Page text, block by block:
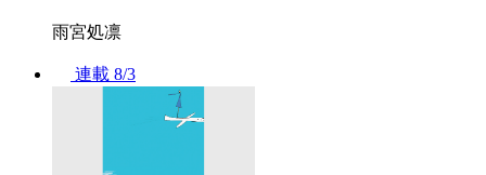
雨宮処凛
連載 8/3